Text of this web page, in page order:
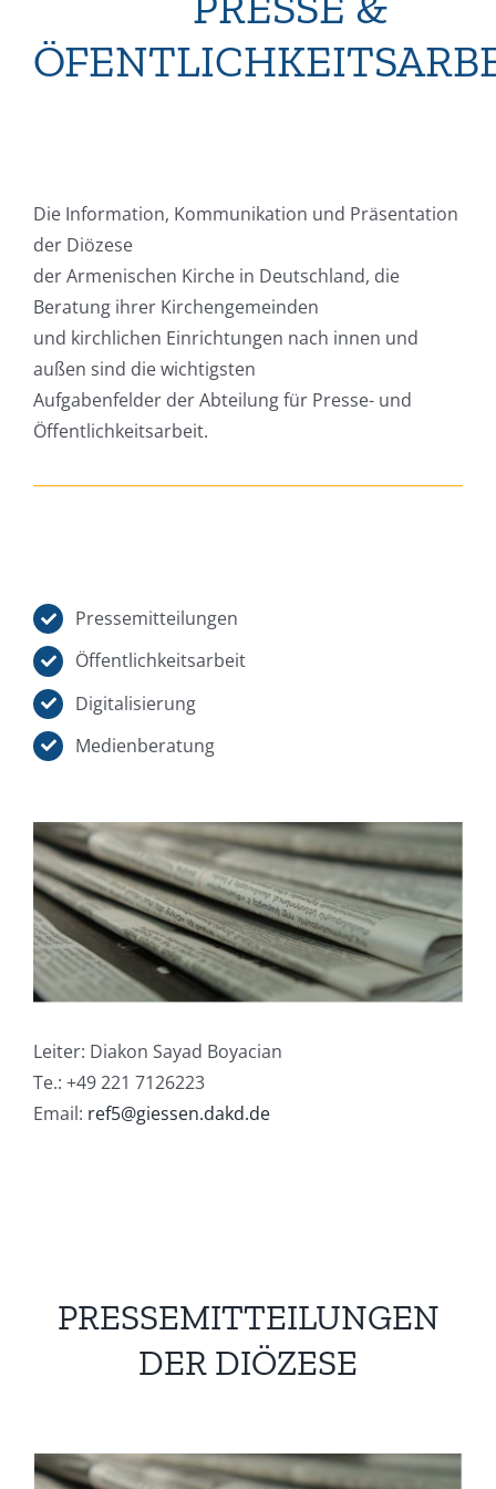
Die Information, Kommunikation und Präsentation
der Diözese
der Armenischen Kirche in Deutschland, die
Beratung ihrer Kirchengemeinden
und kirchlichen Einrichtungen nach innen und
außen sind die wichtigsten
Aufgabenfelder der Abteilung für Presse- und
Öffentlichkeitsarbeit.
Pressemitteilungen
Öffentlichkeitsarbeit
Digitalisierung
Medienberatung
Leiter: Diakon Sayad Boyacian
Te.: +49 221 7126223
Email: ref5@giessen.dakd.de
PRESSEMITTEILUNGEN
DER DIÖZESE